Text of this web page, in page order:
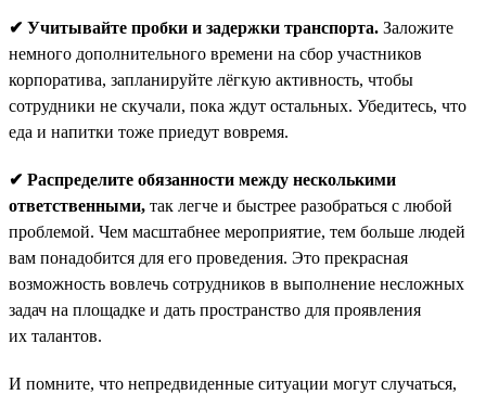
✔ Учитывайте пробки и задержки транспорта. Заложите
немного дополнительного времени на сбор участников
корпоратива, запланируйте лёгкую активность, чтобы
сотрудники не скучали, пока ждут остальных. Убедитесь, что
еда и напитки тоже приедут вовремя.
✔ Распределите обязанности между несколькими
ответственными, так легче и быстрее разобраться с любой
проблемой. Чем масштабнее мероприятие, тем больше людей
вам понадобится для его проведения. Это прекрасная
возможность вовлечь сотрудников в выполнение несложных
задач на площадке и дать пространство для проявления
их талантов.
И помните, что непредвиденные ситуации могут случаться,